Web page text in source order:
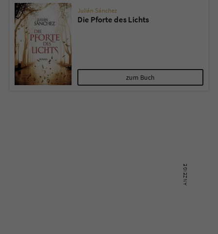
Julián Sánchez
Die Pforte des Lichts
zum Buch
Name tx_pwcomments_ahash
Anbieter Literatur-Couch Medien GmbH & Co. KG
Laufzeit 1 Jahr